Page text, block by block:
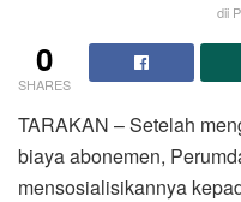
dii
0
SHARES
TARAKAN – Setelah
biaya abonemen,
mensosialisikannya